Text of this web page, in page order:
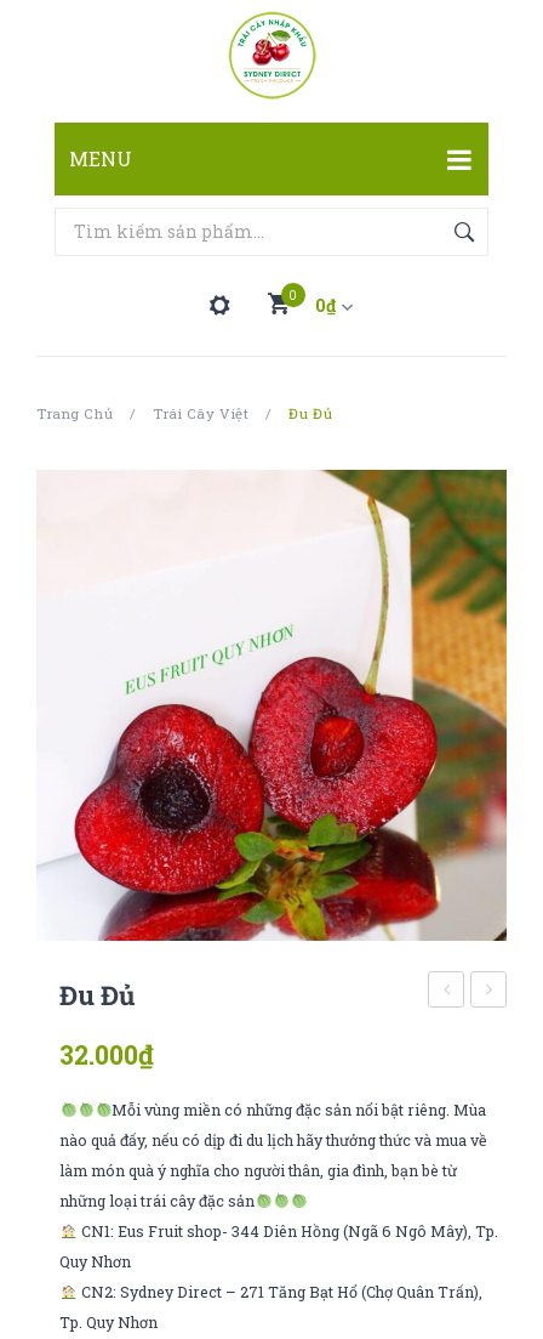
MENU
TRANG CHỦ
0 0₫
Trang Chủ / Trái Cây Việt / Đu Đủ
34
Đu Đủ
32.000₫
Mỗi vùng miền có những đặc sản nổi bật riêng. Mùa
nào quả đấy, nếu có dịp đi du lịch hãy thưởng thức và mua về
làm món quà ý nghĩa cho người thân, gia đình, bạn bè từ
những loại trái cây đặc sản
CN1: Eus Fruit shop- 344 Diên Hồng (Ngã 6 Ngô Mây), Tp.
Quy Nhơn
CN2: Sydney Direct – 271 Tăng Bạt Hổ (Chợ Quân Trấn),
Tp. Quy Nhơn